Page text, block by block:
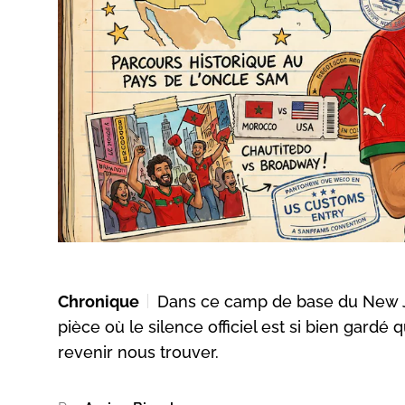
Chronique
​Dans ce camp de base du
pièce où le silence officiel est si bien gardé
revenir nous trouver.